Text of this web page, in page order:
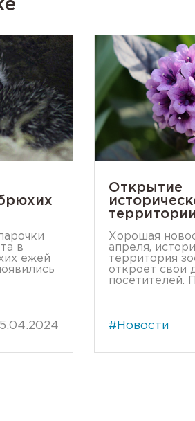
в
ежей
Открытие
Хорошая
апреля,
территория
откроет свои
посетителей.
#Новости